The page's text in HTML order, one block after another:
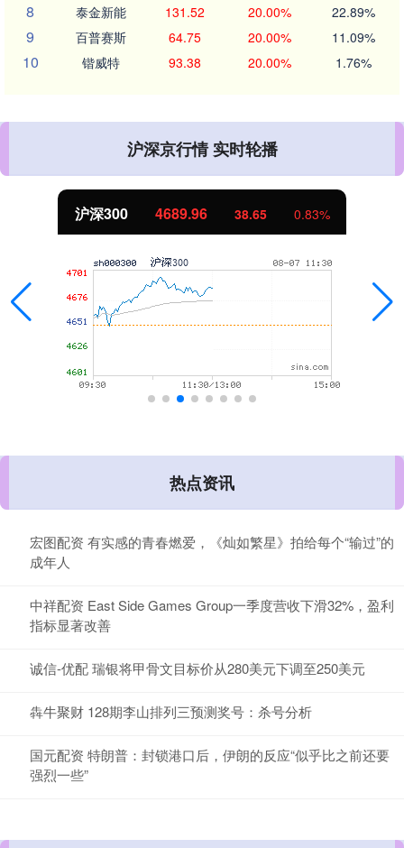
8 泰金新能 131.52 20.00% 22.89%
9 百普赛斯 64.75 20.00% 11.09%
10 锴威特 93.38 20.00% 1.76%
沪深京行情 实时轮播
沪深300 4689.96 38.65 0.83%
热点资讯
宏图配资 有实感的青春燃爱，《灿如繁星》拍给每个“输过”的
成年人
中祥配资 East Side Games Group一季度营收下滑32%，盈利
指标显著改善
诚信-优配 瑞银将甲骨文目标价从280美元下调至250美元
犇牛聚财 128期李山排列三预测奖号：杀号分析
国元配资 特朗普：封锁港口后，伊朗的反应“似乎比之前还要
强烈一些”